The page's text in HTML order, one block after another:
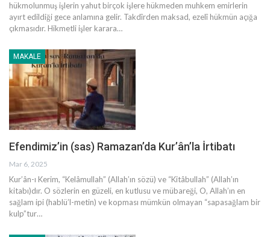
hükmolunmuş işlerin yahut birçok işlere hükmeden muhkem emirlerin
ayırt edildiği gece anlamına gelir. Takdîrden maksad, ezelî hükmün açığa
çıkmasıdır. Hikmetli işler karara…
MAKALE
Efendimiz’in (sas) Ramazan’da Kur’ân’la İrtibatı
Mar 6, 2025
Kur’ân-ı Kerim, “Kelâmullah” (Allah’ın sözü) ve “Kitâbullah” (Allah’ın
kitabı)dır. O sözlerin en güzeli, en kutlusu ve mübareği, O, Allah’ın en
sağlam ipi (hablü’l-metin) ve kopması mümkün olmayan “sapasağlam bir
kulp”tur…